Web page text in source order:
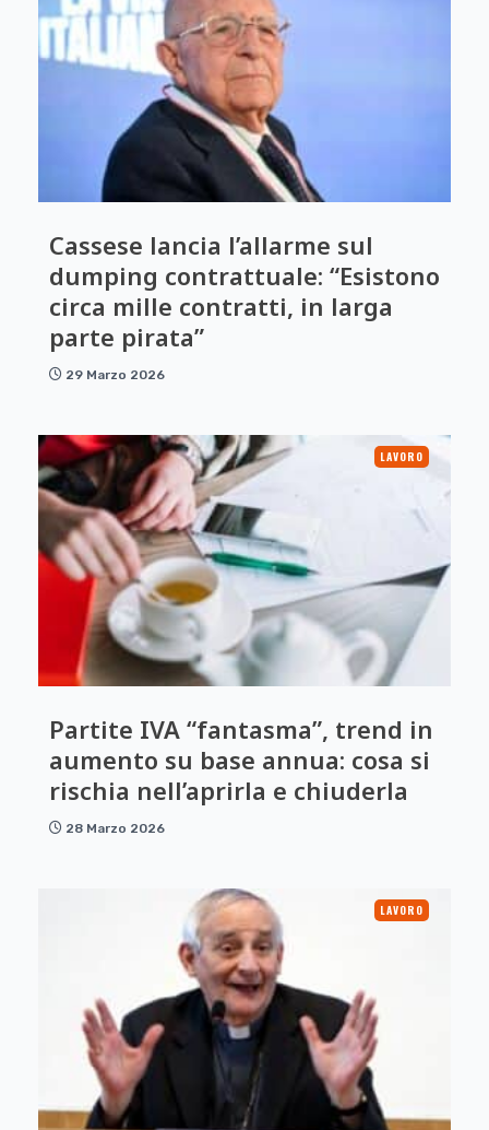
Cassese lancia l’allarme sul
dumping contrattuale: “Esistono
circa mille contratti, in larga
parte pirata”
29 Marzo 2026
LAVORO
Partite IVA “fantasma”, trend in
aumento su base annua: cosa si
rischia nell’aprirla e chiuderla
28 Marzo 2026
LAVORO